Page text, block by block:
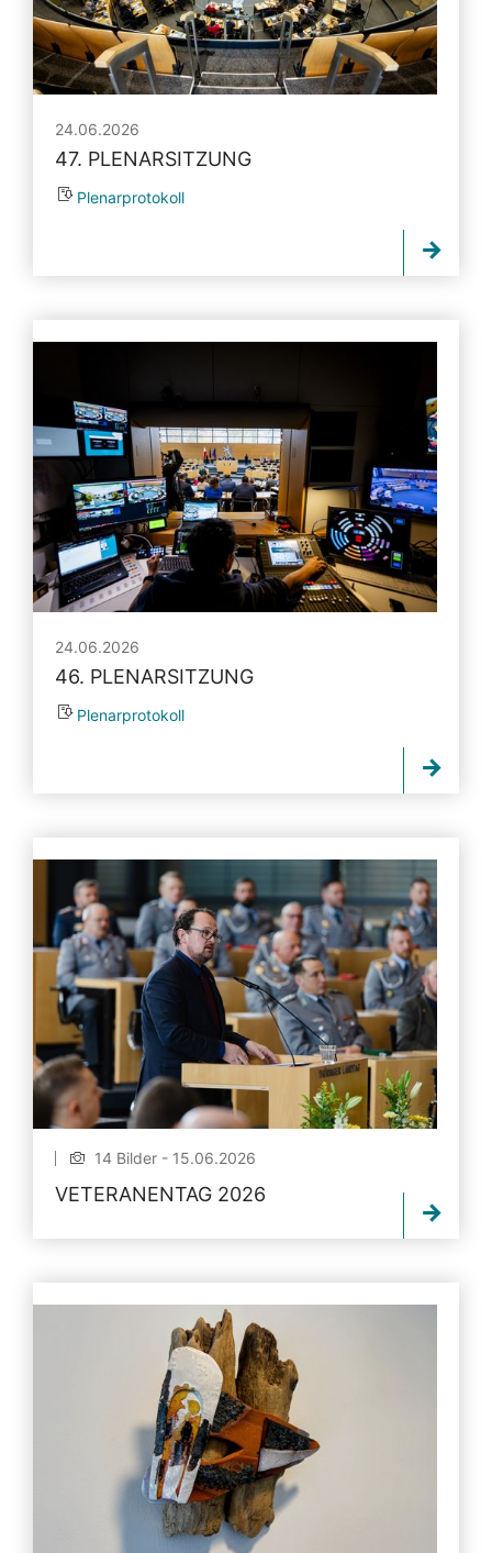
24.06.2026
47. PLENARSITZUNG
Plenarprotokoll
24.06.2026
46. PLENARSITZUNG
Plenarprotokoll
14 Bilder - 15.06.2026
VETERANENTAG 2026